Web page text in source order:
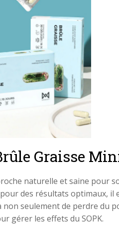
Graisse
naturelle et saine pour
des résultats optimaux, il
non seulement de perdre du
gérer les effets du SOPK.